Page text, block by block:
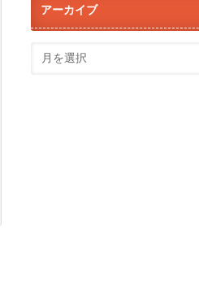
アーカイブ